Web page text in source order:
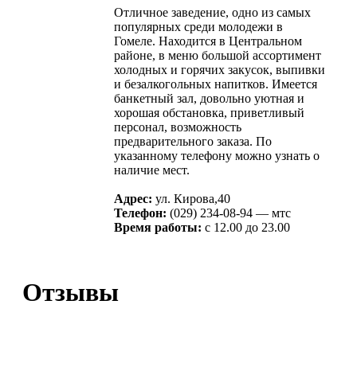
Отличное заведение, одно из самых
популярных среди молодежи в
Гомеле. Находится в Центральном
районе, в меню большой ассортимент
холодных и горячих закусок, выпивки
и безалкогольных напитков. Имеется
банкетный зал, довольно уютная и
хорошая обстановка, приветливый
персонал, возможность
предварительного заказа. По
указанному телефону можно узнать о
наличие мест.
Адрес: ул. Кирова,40
Телефон: (029) 234-08-94 — мтс
Время работы: с 12.00 до 23.00
Отзывы